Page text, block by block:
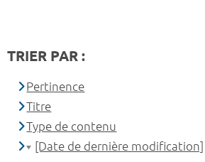
TRIER PAR :
Pertinence
Titre
Type de contenu
[Date de dernière modification]